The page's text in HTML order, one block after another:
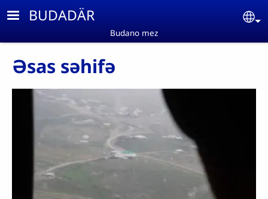
Skip to main content
BUDADÄR
Budano mez
Əsas səhifə